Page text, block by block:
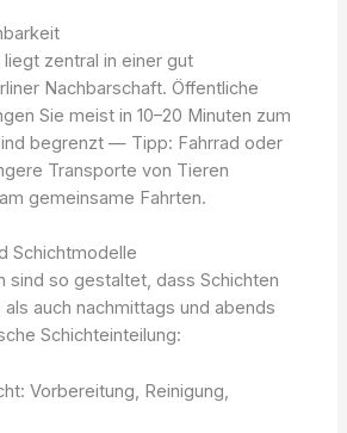
zentral in einer gut
Nachbarschaft. Öffentliche
Sie meist in 10–20 Minuten zum
begrenzt — Tipp: Fahrrad oder
Transporte von Tieren
gemeinsame Fahrten.
Schichtmodelle
sind so gestaltet, dass Schichten
auch nachmittags und abends
Schichteinteilung:
Vorbereitung, Reinigung,